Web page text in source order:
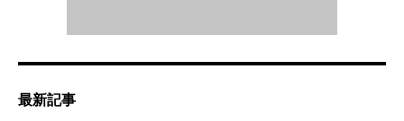
最新記事